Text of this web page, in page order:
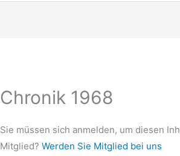
Chronik 1968
Sie müssen sich anmelden, um diesen
Mitglied?Werden Sie Mitglied bei uns